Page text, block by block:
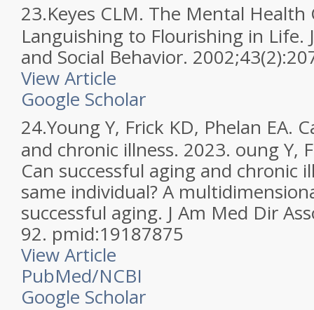
23.Keyes CLM. The Mental
Languishing to Flourishing in Life.
and Social Behavior.
View Article
Google Scholar
24.Young Y, Frick KD, Phelan EA.
and chronic illness. 2023. oung Y,
Can successful aging and chronic
same individual? A
successful aging. J Am Med Dir
92. pmid:19187875
View Article
PubMed/NCBI
Google Scholar